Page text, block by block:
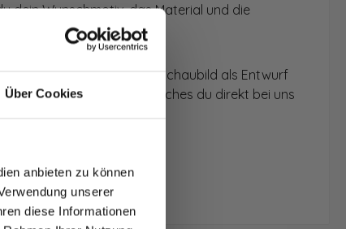
Über Cookies
anbieten zu können
unserer
diese Informationen
dein Wunschmotiv, das Material und die
dir die Rückwände im Schaubild als Entwurf
individuelles Angebot, welches du direkt bei uns